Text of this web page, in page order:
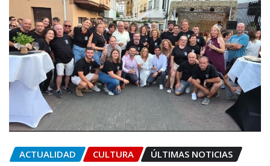
ACTUALIDAD CULTURA ÚLTIMAS NOTICIAS